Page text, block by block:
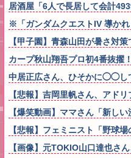
居酒屋「6人で長居して会計
※「ガンダムクエストIV 導か
【甲子園】青森山田が暑さ
カープ秋山翔吾プロ初4番抜擢
中居正広さん、ひそかに◯◯し
【悲報】吉岡里帆さん、アド
【爆笑動画】ママさん「新し
【悲報】フェミニスト「野球
【画像】元TOKIO山口達也さ